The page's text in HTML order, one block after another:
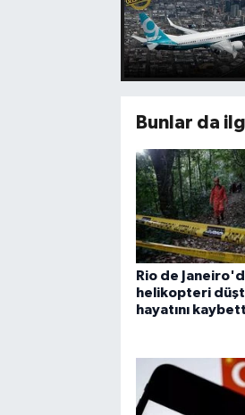
Bunlar da
Rio de
helikopteri
hayatını